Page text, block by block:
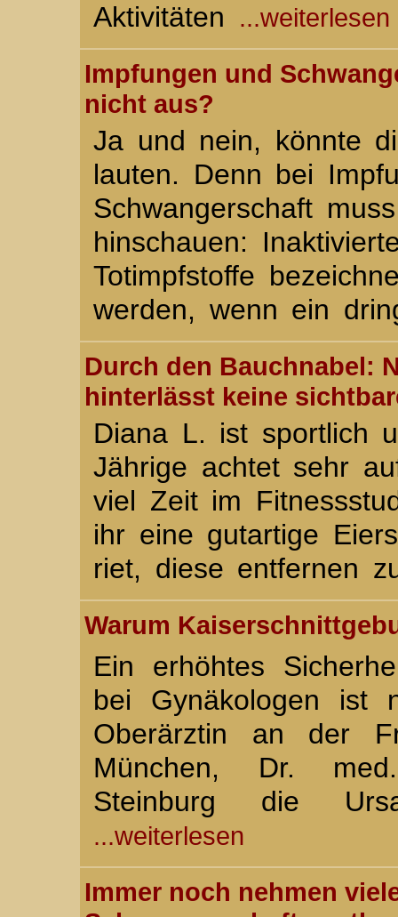
Aktivitäten
...weiterlesen
Impfungen und
nicht aus?
Ja und nein, könnte
lauten. Denn bei
Schwangerschaft
hinschauen:
Totimpfstoffe
werden, wenn ein
Durch den Bauchnabel:
hinterlässt keine
Diana L. ist sportlich
Jährige achtet sehr
viel Zeit im
ihr eine gutartige
riet, diese entfernen
Warum
Ein erhöhtes
bei Gynäkologen ist
Oberärztin an der
München, Dr.
Steinburg die
...weiterlesen
Immer noch nehmen